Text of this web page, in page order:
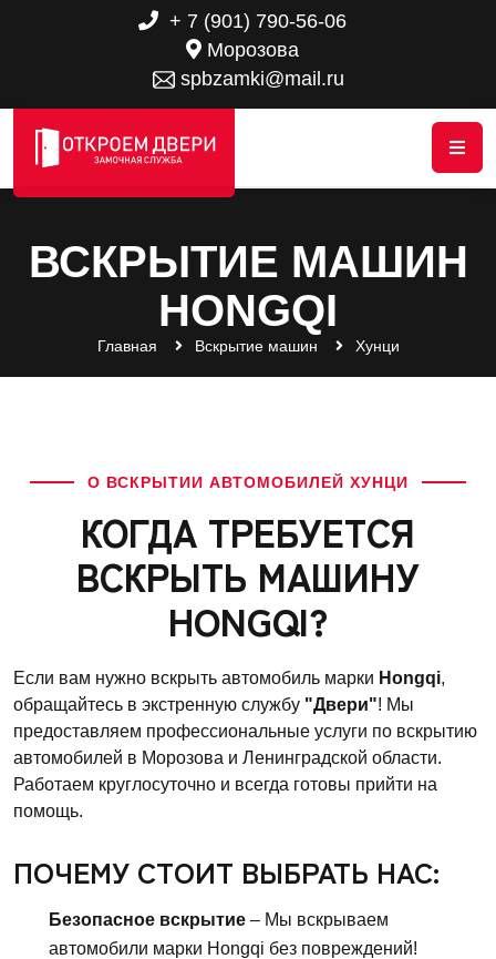
+ 7 (901) 790-56-06
Морозова
spbzamki@mail.ru
ВСКРЫТИЕ МАШИН
HONGQI
Главная Вскрытие машин Хунци
О ВСКРЫТИИ АВТОМОБИЛЕЙ ХУНЦИ
КОГДА ТРЕБУЕТСЯ
ВСКРЫТЬ МАШИНУ
HONGQI?
Если вам нужно вскрыть автомобиль марки Hongqi,
обращайтесь в экстренную службу "Двери"! Мы
предоставляем профессиональные услуги по вскрытию
автомобилей в Морозова и Ленинградской области.
Работаем круглосуточно и всегда готовы прийти на
помощь.
ПОЧЕМУ СТОИТ ВЫБРАТЬ НАС:
Безопасное вскрытие – Мы вскрываем
автомобили марки Hongqi без повреждений!